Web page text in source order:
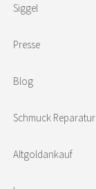
Siggel
Presse
Blog
Schmuck Reparatur
Altgoldankauf